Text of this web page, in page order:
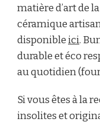
matière d’art de
céramique
disponibleici.
durable et éco
au quotidien
Si vous êtes à la
insolites et